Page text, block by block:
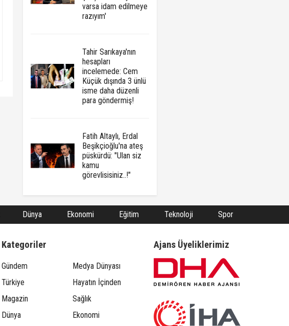
varsa idam edilmeye
razıyım'
Tahir Sarıkaya'nın
hesapları
incelemede: Cem
Küçük dışında 3 ünlü
isme daha düzenli
para göndermiş!
Fatih Altaylı, Erdal
Beşikçioğlu'na ateş
püskürdü: "Ulan siz
kamu
görevlisisiniz..!"
Dünya Ekonomi Eğitim Teknoloji Spor
Kategoriler
Gündem
Medya Dünyası
Türkiye
Hayatın İçinden
Magazin
Sağlık
Dünya
Ekonomi
Ajans Üyeliklerimiz